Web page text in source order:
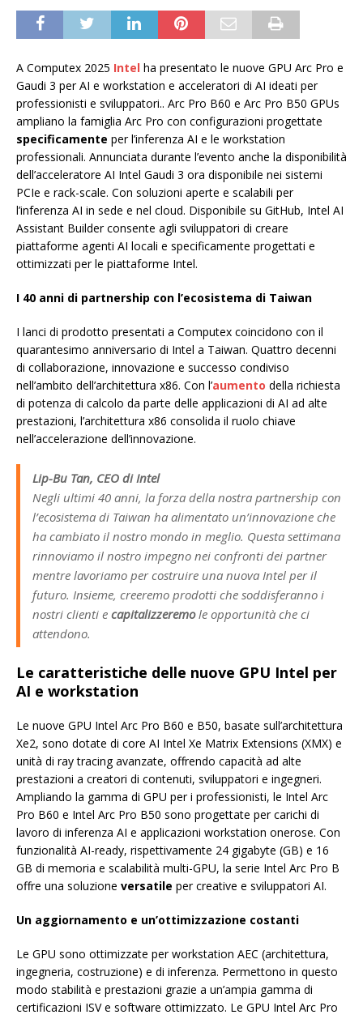
A Computex 2025 Intel ha presentato le nuove GPU Arc Pro e
Gaudi 3 per AI e workstation e acceleratori di AI ideati per
professionisti e sviluppatori.. Arc Pro B60 e Arc Pro B50 GPUs
ampliano la famiglia Arc Pro con configurazioni progettate
specificamente per l’inferenza AI e le workstation
professionali. Annunciata durante l’evento anche la disponibilità
dell’acceleratore AI Intel Gaudi 3 ora disponibile nei sistemi
PCIe e rack-scale. Con soluzioni aperte e scalabili per
l’inferenza AI in sede e nel cloud. Disponibile su GitHub, Intel AI
Assistant Builder consente agli sviluppatori di creare
piattaforme agenti AI locali e specificamente progettati e
ottimizzati per le piattaforme Intel.
I 40 anni di partnership con l’ecosistema di Taiwan
I lanci di prodotto presentati a Computex coincidono con il
quarantesimo anniversario di Intel a Taiwan. Quattro decenni
di collaborazione, innovazione e successo condiviso
nell’ambito dell’architettura x86. Con l’aumento della richiesta
di potenza di calcolo da parte delle applicazioni di AI ad alte
prestazioni, l’architettura x86 consolida il ruolo chiave
nell’accelerazione dell’innovazione.
Lip-Bu Tan, CEO di Intel
Negli ultimi 40 anni, la forza della nostra partnership con
l’ecosistema di Taiwan ha alimentato un’innovazione che
ha cambiato il nostro mondo in meglio. Questa settimana
rinnoviamo il nostro impegno nei confronti dei partner
mentre lavoriamo per costruire una nuova Intel per il
futuro. Insieme, creeremo prodotti che soddisferanno i
nostri clienti e capitalizzeremole opportunità che ci
attendono.
Le caratteristiche delle nuove GPU Intel per
AI e workstation
Le nuove GPU Intel Arc Pro B60 e B50, basate sull’architettura
Xe2, sono dotate di core AI Intel Xe Matrix Extensions (XMX) e
unità di ray tracing avanzate, offrendo capacità ad alte
prestazioni a creatori di contenuti, sviluppatori e ingegneri.
Ampliando la gamma di GPU per i professionisti, le Intel Arc
Pro B60 e Intel Arc Pro B50 sono progettate per carichi di
lavoro di inferenza AI e applicazioni workstation onerose. Con
funzionalità AI-ready, rispettivamente 24 gigabyte (GB) e 16
GB di memoria e scalabilità multi-GPU, la serie Intel Arc Pro B
offre una soluzione versatile per creative e sviluppatori AI.
Un aggiornamento e un’ottimizzazione costanti
Le GPU sono ottimizzate per workstation AEC (architettura,
ingegneria, costruzione) e di inferenza. Permettono in questo
modo stabilità e prestazioni grazie a un’ampia gamma di
certificazioni ISV e software ottimizzato. Le GPU Intel Arc Pro